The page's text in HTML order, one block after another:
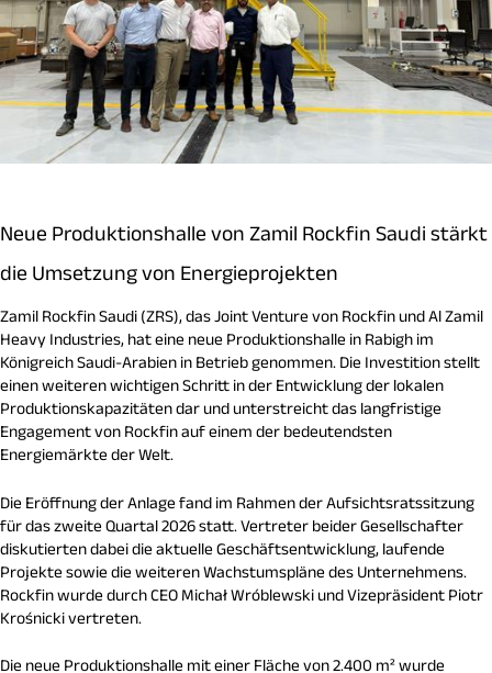
Neue Produktionshalle von Zamil Rockfin Saudi stärkt
die Umsetzung von Energieprojekten
Zamil Rockfin Saudi (ZRS), das Joint Venture von Rockfin und Al Zamil
Heavy Industries, hat eine neue Produktionshalle in Rabigh im
Königreich Saudi-Arabien in Betrieb genommen. Die Investition stellt
einen weiteren wichtigen Schritt in der Entwicklung der lokalen
Produktionskapazitäten dar und unterstreicht das langfristige
Engagement von Rockfin auf einem der bedeutendsten
Energiemärkte der Welt.
Die Eröffnung der Anlage fand im Rahmen der Aufsichtsratssitzung
für das zweite Quartal 2026 statt. Vertreter beider Gesellschafter
diskutierten dabei die aktuelle Geschäftsentwicklung, laufende
Projekte sowie die weiteren Wachstumspläne des Unternehmens.
Rockfin wurde durch CEO Michał Wróblewski und Vizepräsident Piotr
Krośnicki vertreten.
Die neue Produktionshalle mit einer Fläche von 2.400 m² wurde